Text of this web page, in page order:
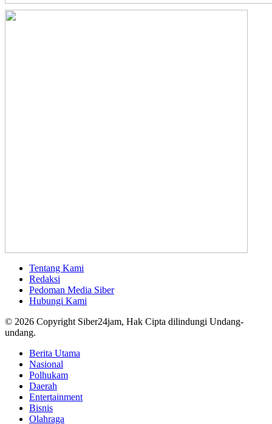
Tentang Kami
Redaksi
Pedoman Media Siber
Hubungi Kami
© 2026 Copyright Siber24jam, Hak Cipta dilindungi Undang-
undang.
Berita Utama
Nasional
Polhukam
Daerah
Entertainment
Bisnis
Olahraga